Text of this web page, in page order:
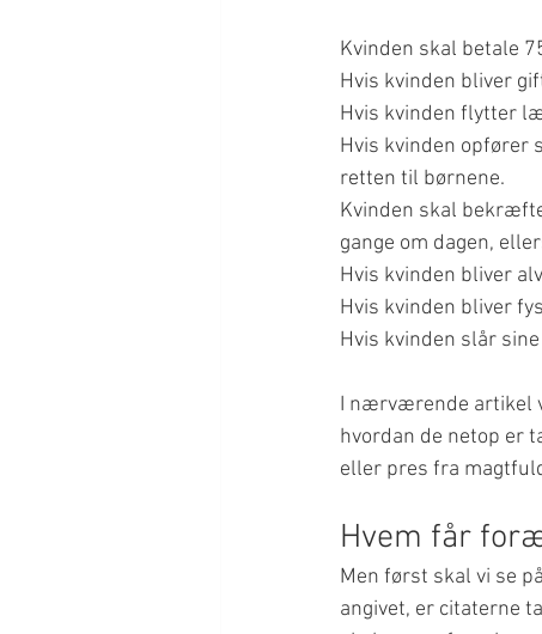
Kvinden skal betale
Hvis kvinden bliver
Hvis kvinden flytter
Hvis kvinden opfører
retten til børnene.
Kvinden skal
gange om dagen,
Hvis kvinden bliver
Hvis kvinden bliver
Hvis kvinden slår
I nærværende artikel
hvordan de netop er
eller pres fra
Hvem får
Men først skal vi se
angivet, er citaterne